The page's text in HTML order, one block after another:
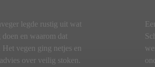
legde rustig uit wat
en waarom dat
vegen ging netjes en
over veilig stoken.